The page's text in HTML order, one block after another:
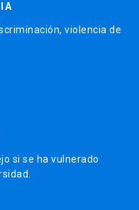
violencia de
si se ha vulnerado